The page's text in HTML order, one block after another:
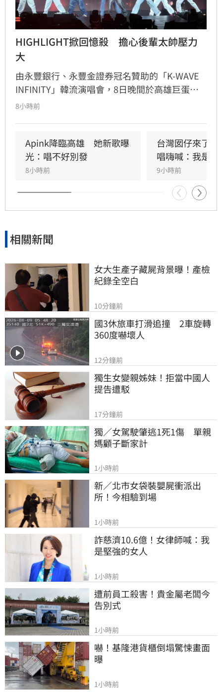
HIGHLIGHT掀回憶殺　擔心後輩太帥壓力
大
由永豐銀行、永豐金證券冠名贊助的「K-WAVE
INFINITY」韓流演唱會，8日晚間於高雄巨蛋熱
力開唱，集結NEWBEAT、FLARE U、CRAVITY、
熱情應援，尖叫與歡呼聲一路未停，最後由
HIGHLIGHT壓軸接管舞台，將現場氣氛推向最高
潮。
8小時前
Apink降臨高雄　她新歌曝
光：唱不好別發
8小時前
台灣囡仔來了
唱嗨喊：我是誰
9小時前
相關新聞
女大生產子藏屍背景曝！產檢
紀錄全空白
10分鐘前
國3休旅車打滑追撞　2車旋轉
360度嚇壞人
12分鐘前
獨生女變親姊妹！拒當中國人
提告遭駁
17分鐘前
獨／女駕駛肇逃1死1傷　單親
媽顧子斷家計
1小時前
新／北市女袋裝嬰屍衝派出
所！今相驗到場
1小時前
詐慈濟10.6億！女律師喊：我
是堅強的女人
1小時前
遭前員工殺害！貴金屬老闆今
告別式
1小時前
嚇！基隆港貨櫃倒塌驚悚畫面
曝
1小時前